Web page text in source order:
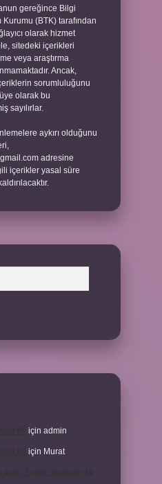
gereğince Bilgi
(BTK) tarafından
olarak hizmet
sitedeki içerikleri
veya araştırma
Ancak,
sorumluluğunu
olarak bu
sayılırlar.
aykırı olduğunu
adresine
içerikler yasal süre
için admin
için Murat